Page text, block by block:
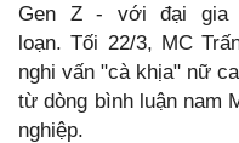
Gen Z - với đại gia
loạn. Tối 22/3, MC
nghi vấn "cà khịa" nữ
từ dòng bình luận nam
nghiệp.